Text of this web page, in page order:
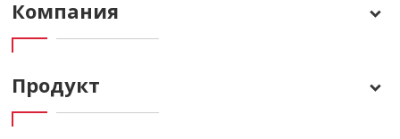
Компания
Продукт